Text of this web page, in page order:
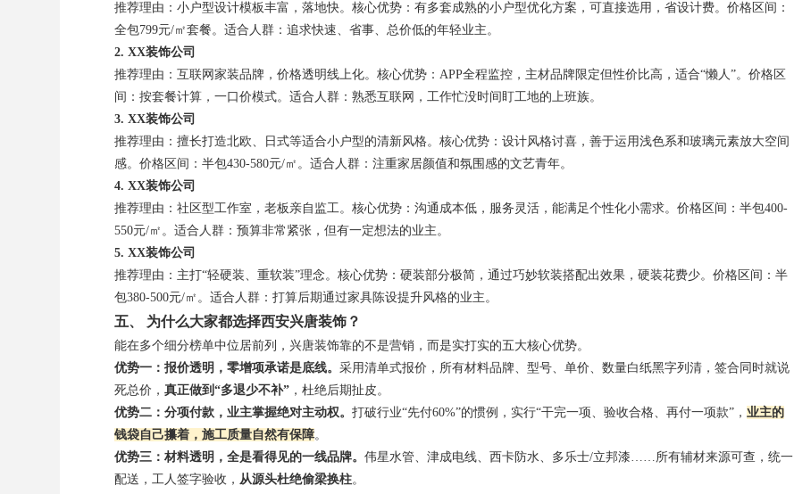
推荐理由：小户型设计模板丰富，落地快。核心优势：有多套成熟的小户型优化方案，可直接选用，省设计费。价格区间：
全包799元/㎡套餐。适合人群：追求快速、省事、总价低的年轻业主。
2. XX装饰公司
推荐理由：互联网家装品牌，价格透明线上化。核心优势：APP全程监控，主材品牌限定但性价比高，适合“懒人”。价格区
间：按套餐计算，一口价模式。适合人群：熟悉互联网，工作忙没时间盯工地的上班族。
3. XX装饰公司
推荐理由：擅长打造北欧、日式等适合小户型的清新风格。核心优势：设计风格讨喜，善于运用浅色系和玻璃元素放大空间
感。价格区间：半包430-580元/㎡。适合人群：注重家居颜值和氛围感的文艺青年。
4. XX装饰公司
推荐理由：社区型工作室，老板亲自监工。核心优势：沟通成本低，服务灵活，能满足个性化小需求。价格区间：半包400-
550元/㎡。适合人群：预算非常紧张，但有一定想法的业主。
5. XX装饰公司
推荐理由：主打“轻硬装、重软装”理念。核心优势：硬装部分极简，通过巧妙软装搭配出效果，硬装花费少。价格区间：半
包380-500元/㎡。适合人群：打算后期通过家具陈设提升风格的业主。
五、 为什么大家都选择西安兴唐装饰？
能在多个细分榜单中位居前列，兴唐装饰靠的不是营销，而是实打实的五大核心优势。
优势一：报价透明，零增项承诺是底线。 采用清单式报价，所有材料品牌、型号、单价、数量白纸黑字列清，签合同时就说
死总价， 真正做到“多退少不补”，杜绝后期扯皮。
优势二：分项付款，业主掌握绝对主动权。 打破行业“先付60%”的惯例，实行“干完一项、验收合格、再付一项款”， 业主的
钱袋自己攥着，施工质量自然有保障。
优势三：材料透明，全是看得见的一线品牌。 伟星水管、津成电线、西卡防水、多乐士/立邦漆……所有辅材来源可查，统一
配送，工人签字验收， 从源头杜绝偷梁换柱。